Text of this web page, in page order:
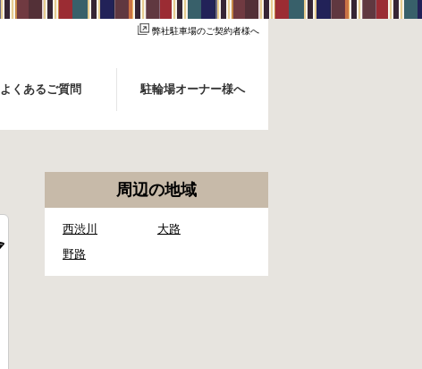
弊社駐車場のご契約者様へ
よくあるご質問 駐輪場オーナー様へ
周辺の地域
西渋川
大路
野路